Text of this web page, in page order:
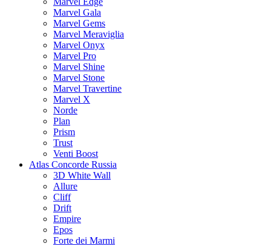
Marvel Gala
Marvel Gems
Marvel Meraviglia
Marvel Onyx
Marvel Pro
Marvel Shine
Marvel Stone
Marvel Travertine
Marvel X
Norde
Plan
Prism
Trust
Venti Boost
Atlas Concorde Russia
3D White Wall
Allure
Cliff
Drift
Empire
Epos
Forte dei Marmi